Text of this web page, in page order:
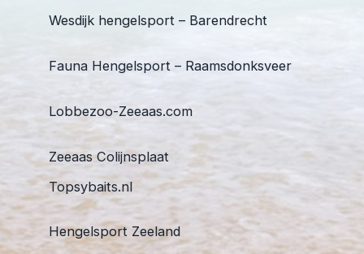
Wesdijk hengelsport – Barendrecht
Fauna Hengelsport – Raamsdonksveer
Lobbezoo-Zeeaas.com
Zeeaas Colijnsplaat
Topsybaits.nl
Hengelsport Zeeland